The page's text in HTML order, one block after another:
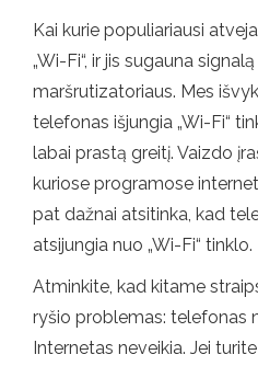
Kai kurie populiariausi
„Wi-Fi“, ir jis sugauna
maršrutizatoriaus. Mes
telefonas išjungia „Wi-Fi“
labai prastą greitį. Vaizdo
kuriose programose
pat dažnai atsitinka, kad
atsijungia nuo „Wi-Fi“ tinklo.
Atminkite, kad kitame
ryšio problemas: telefonas
Internetas neveikia. Jei